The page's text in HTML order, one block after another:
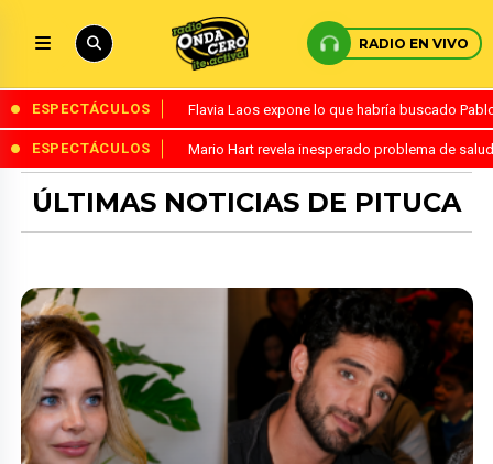
RADIO EN VIVO
ESPECTÁCULOS Flavia Laos expone lo que habría buscado
ESPECTÁCULOS Mario Hart revela inesperado problema de
ÚLTIMAS NOTICIAS DE PITUCA